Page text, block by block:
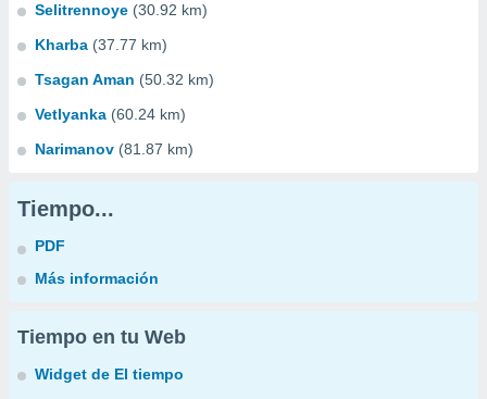
Selitrennoye (30.92 km)
Kharba (37.77 km)
Tsagan Aman (50.32 km)
Vetlyanka (60.24 km)
Narimanov (81.87 km)
Tiempo...
PDF
Más información
Tiempo en tu Web
Widget de El tiempo